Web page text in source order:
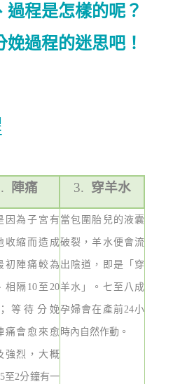
過程是怎樣的呢？
過程的迷思吧！
陣痛 3. 穿羊水
因為子宮有
收縮而造成
初陣痛較為
相隔 10 至 20
等待分娩
痛會愈來愈
強烈，大概
至2分鐘有一
當包圍胎兒的液囊
破裂，羊水便會流
出陰道，即是「穿
羊水」。 七至八成
孕婦會在產前24小
時內自然作動。